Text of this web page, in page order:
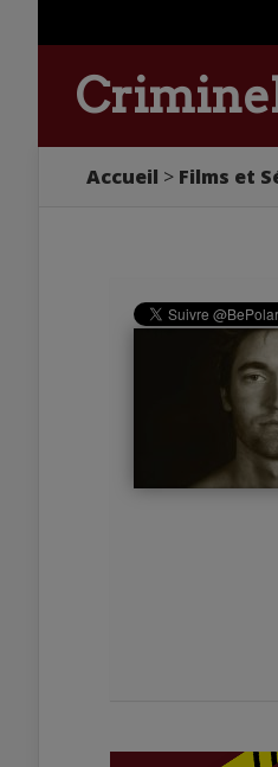
Accueil Films et